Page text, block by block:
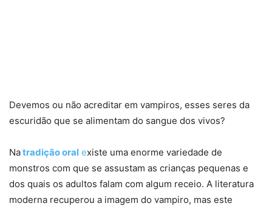
Devemos ou não acreditar em vampiros, esses seres da
escuridão que se alimentam do sangue dos vivos?
Natradição oral existe uma enorme variedade de
monstros com que se assustam as crianças pequenas e
dos quais os adultos falam com algum receio. A literatura
moderna recuperou a imagem do vampiro, mas este